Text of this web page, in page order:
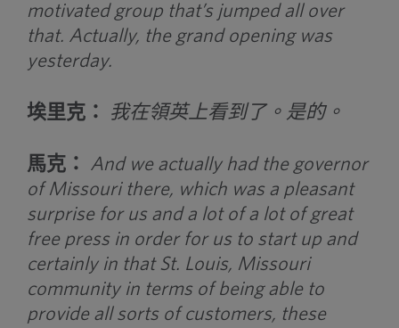
motivated group that’s jumped all over
that. Actually, the grand opening was
yesterday.
埃里克： 我在領英上看到了。是的。
馬克：
And we actually had the governor
of Missouri there, which was a pleasant
surprise for us and a lot of a lot of great
free press in order for us to start up and
certainly in that St. Louis, Missouri
community in terms of being able to
provide all sorts of customers, these